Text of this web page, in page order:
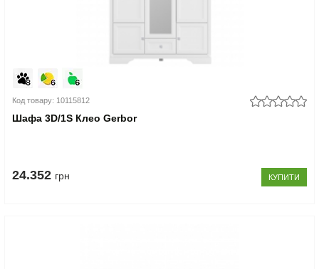
Код товару: 10115812
Шафа 3D/1S Клео Gerbor
24.352 грн КУПИТИ